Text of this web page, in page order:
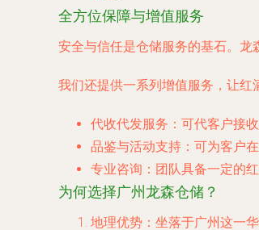
全方位保障与增值服务
安全与信任是仓储服务的基石。龙
我们还提供一系列增值服务，让红
代收代发服务 ：可代客户接
品鉴与活动支持 ：可为客户
专业咨询 ：团队具备一定的
为何选择广州龙森仓储？
地理优势 ：坐落于广州这一